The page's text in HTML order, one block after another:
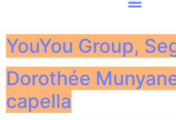
YouYou Group,
Dorothée
capella